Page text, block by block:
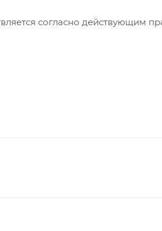
согласно действующим